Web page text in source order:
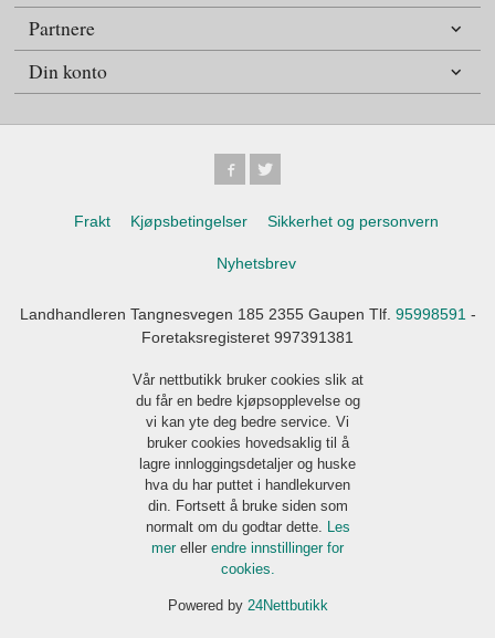
Partnere
Din konto
Frakt Kjøpsbetingelser Sikkerhet og personvern
Nyhetsbrev
Landhandleren Tangnesvegen 185 2355 Gaupen Tlf. 95998591-
Foretaksregisteret 997391381
Vår nettbutikk bruker cookies slik at
du får en bedre kjøpsopplevelse og
vi kan yte deg bedre service. Vi
bruker cookies hovedsaklig til å
lagre innloggingsdetaljer og huske
hva du har puttet i handlekurven
din. Fortsett å bruke siden som
normalt om du godtar dette.
Les
mer eller endre innstillinger for
cookies.
Powered by 24Nettbutikk